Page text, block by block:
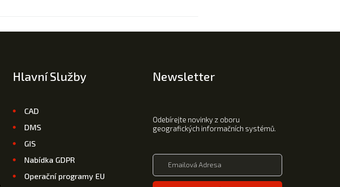
Hlavní Služby
CAD
DMS
GIS
Nabídka GDPR
Operační programy EU
Newsletter
Odebírejte novinky z oboru
geografických informačních systémů.